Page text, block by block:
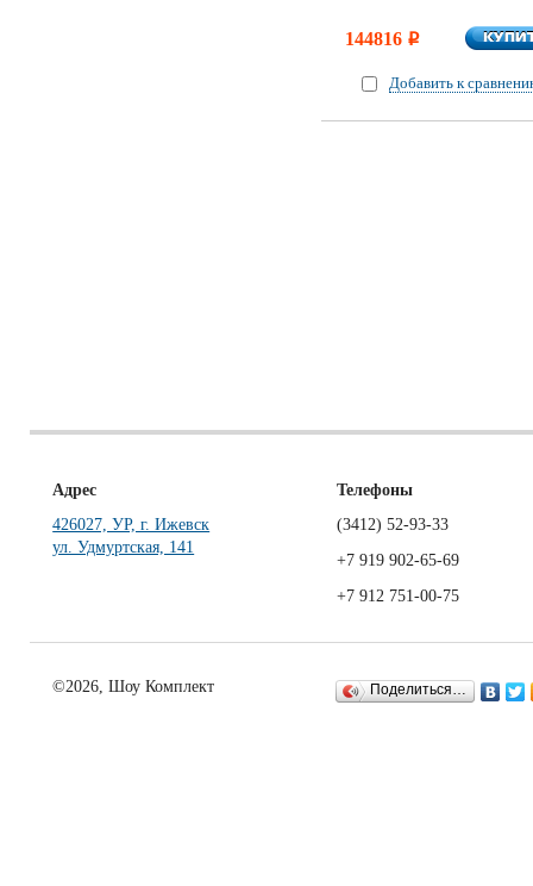
144816 i
Добавить к
Адрес
426027, УР, г. Ижевск
ул. Удмуртская, 141
Телефоны
(3412) 52-93-33
+7 919 902-65-69
+7 912 751-00-75
©2026, Шоу Комплект Поделиться…